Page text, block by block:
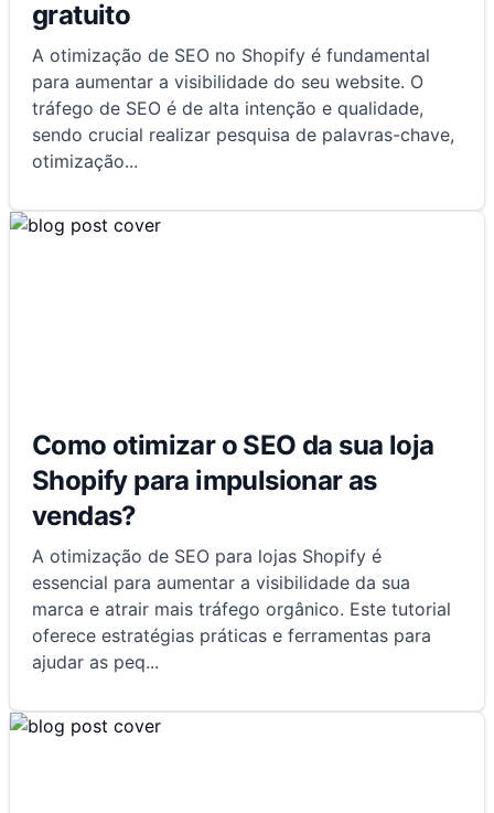
gratuito
A otimização de SEO no Shopify é fundamental
para aumentar a visibilidade do seu website. O
tráfego de SEO é de alta intenção e qualidade,
sendo crucial realizar pesquisa de palavras-chave,
otimização...
Como otimizar o SEO da sua loja
Shopify para impulsionar as
vendas?
A otimização de SEO para lojas Shopify é
essencial para aumentar a visibilidade da sua
marca e atrair mais tráfego orgânico. Este tutorial
oferece estratégias práticas e ferramentas para
ajudar as peq...